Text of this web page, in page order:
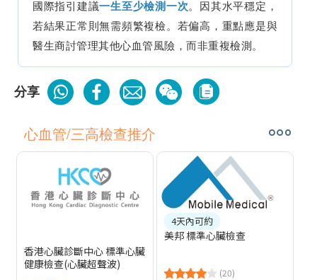
國際指引建議一生至少檢測一次。因其水平穩定，
若結果正常則無需頻繁複檢。若偏高，重點應是與
醫生商討管理其他心血管風險，而非重複檢測。
分享
心血管/三高檢查推介
香港心臟診斷中心 標準心臟
健康檢查(心臟超聲波)
4天內可約
美邦 標準心臟檢查
(20)